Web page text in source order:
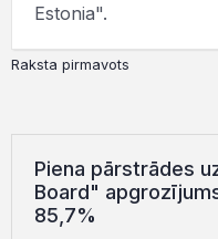
Estonia".
Raksta pirmavots
Piena pārstrādes
Board"
85,7%